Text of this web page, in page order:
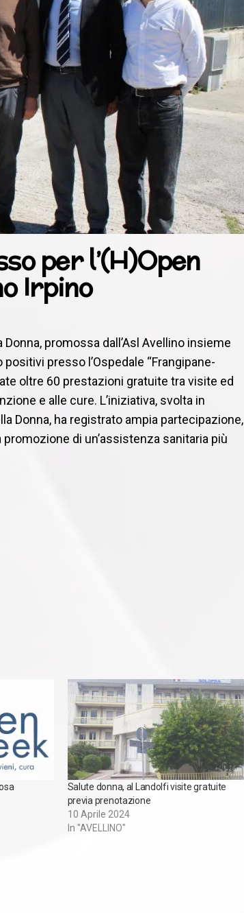
per l’(H)Open
Irpino
promossa dall’Asl Avellino insieme
presso l’Ospedale “Frangipane-
oltre 60 prestazioni gratuite tra visite ed
e alle cure. L’iniziativa, svolta in
Donna, ha registrato ampia partecipazione,
di un’assistenza sanitaria più
Salute donna, al Landolfi visite gratuite
previa prenotazione
10 Aprile 2024
In "AVELLINO"